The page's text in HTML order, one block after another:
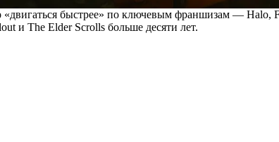
«двигаться быстрее» по ключевым франшизам —
и The Elder Scrolls больше десяти лет.